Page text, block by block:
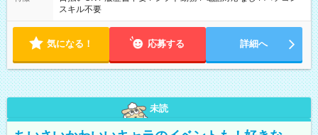
スキル不要
気になる！ 応募する 詳細へ
未読